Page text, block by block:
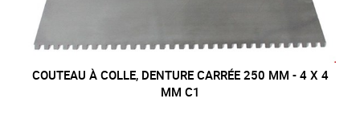
COUTEAU À COLLE, DENTURE CARRÉE 250 MM - 4 X 4
MM C1